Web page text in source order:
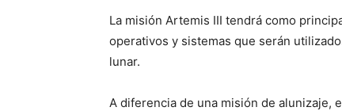
La misión Artemis III tendrá como
operativos y sistemas que serán
lunar.
A diferencia de una misión de alunizaje,